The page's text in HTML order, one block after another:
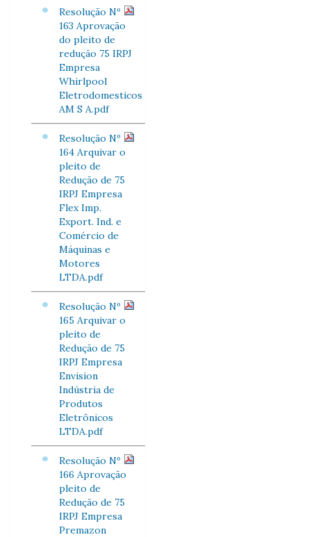
Resolução Nº
163 Aprovação
do pleito de
redução 75 IRPJ
Empresa
Whirlpool
Eletrodomesticos
AM S A.pdf
Resolução Nº
164 Arquivar o
pleito de
Redução de 75
IRPJ Empresa
Flex Imp.
Export. Ind. e
Comércio de
Máquinas e
Motores
LTDA.pdf
Resolução Nº
165 Arquivar o
pleito de
Redução de 75
IRPJ Empresa
Envision
Indústria de
Produtos
Eletrônicos
LTDA.pdf
Resolução Nº
166 Aprovação
pleito de
Redução de 75
IRPJ Empresa
Premazon